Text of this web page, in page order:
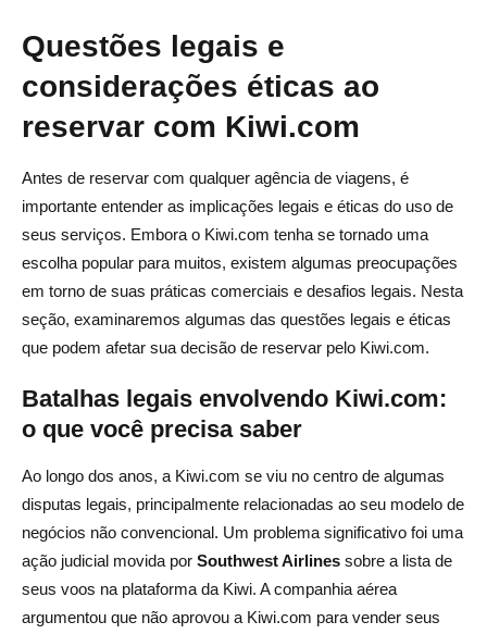
Questões legais e
considerações éticas ao
reservar com Kiwi.com
Antes de reservar com qualquer agência de viagens, é
importante entender as implicações legais e éticas do uso de
seus serviços. Embora o Kiwi.com tenha se tornado uma
escolha popular para muitos, existem algumas preocupações
em torno de suas práticas comerciais e desafios legais. Nesta
seção, examinaremos algumas das questões legais e éticas
que podem afetar sua decisão de reservar pelo Kiwi.com.
Batalhas legais envolvendo Kiwi.com:
o que você precisa saber
Ao longo dos anos, a Kiwi.com se viu no centro de algumas
disputas legais, principalmente relacionadas ao seu modelo de
negócios não convencional. Um problema significativo foi uma
ação judicial movida por Southwest Airlines sobre a lista de
seus voos na plataforma da Kiwi. A companhia aérea
argumentou que não aprovou a Kiwi.com para vender seus